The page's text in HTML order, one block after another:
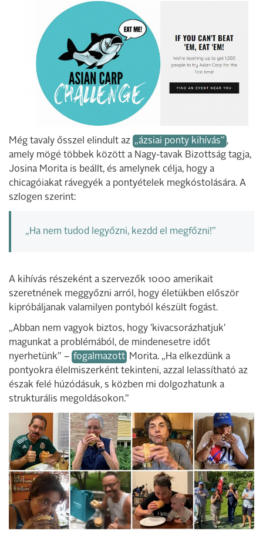
Még tavaly ősszel elindult az „ázsiai ponty kihívás” ,
amely mögé többek között a Nagy-tavak Bizottság tagja,
Josina Morita is beállt, és amelynek célja, hogy a
chicagóiakat rávegyék a pontyételek megkóstolására. A
szlogen szerint:
„Ha nem tudod legyőzni, kezdd el megfőzni!”
A kihívás részeként a szervezők 1000 amerikait
szeretnének meggyőzni arról, hogy életükben először
kipróbáljanak valamilyen pontyból készült fogást.
„Abban nem vagyok biztos, hogy ’kivacsorázhatjuk’
magunkat a problémából, de mindenesetre időt
nyerhetünk” – fogalmazott
Morita. „Ha elkezdünk a
pontyokra élelmiszerként tekinteni, azzal lelassítható az
észak felé húzódásuk, s közben mi dolgozhatunk a
strukturális megoldásokon.”